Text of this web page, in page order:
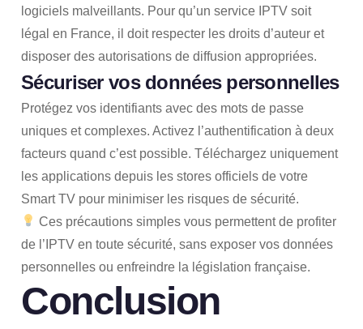
logiciels malveillants. Pour qu’un service IPTV soit
légal en France, il doit respecter les droits d’auteur et
disposer des autorisations de diffusion appropriées.
Sécuriser vos données personnelles
Protégez vos identifiants avec des mots de passe
uniques et complexes. Activez l’authentification à deux
facteurs quand c’est possible. Téléchargez uniquement
les applications depuis les stores officiels de votre
Smart TV pour minimiser les risques de sécurité.
Ces précautions simples vous permettent de profiter
de l’IPTV en toute sécurité, sans exposer vos données
personnelles ou enfreindre la législation française.
Conclusion